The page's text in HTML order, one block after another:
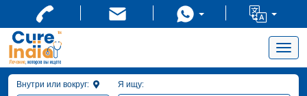
Внутри или вокруг:
Я ищу: